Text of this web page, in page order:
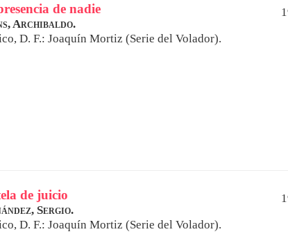
de nadie
Archibaldo.
D. F.: Joaquín Mortiz (Serie del Volador).
de juicio
Sergio.
D. F.: Joaquín Mortiz (Serie del Volador).